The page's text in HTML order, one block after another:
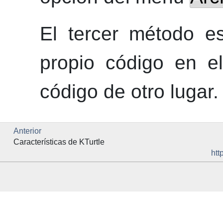
El tercer método
propio código en
código de otro lugar.
Anterior
Características de KTurtle